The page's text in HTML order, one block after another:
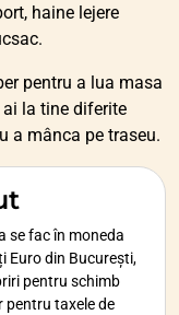
se fac în moneda
Euro din București,
pentru schimb
pentru taxele de
haine lejere
pentru a lua masa
la tine diferite
a mânca pe traseu.